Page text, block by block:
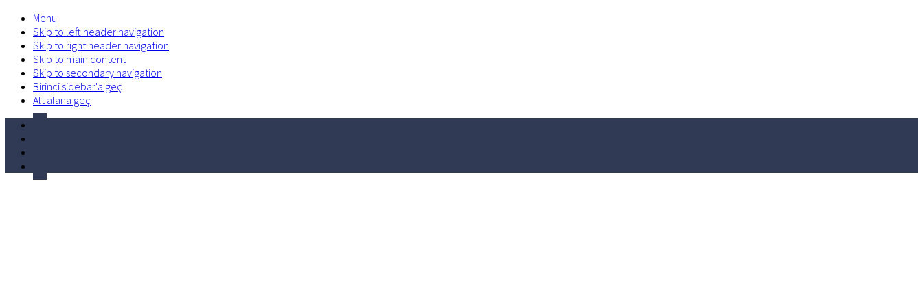
Menu
Skip to left header navigation
Skip to right header navigation
Skip to main content
Skip to secondary navigation
Birinci sidebar'a geç
Alt alana geç
Before
Header
control-